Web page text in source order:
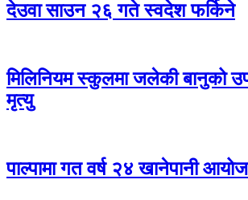
देउवा साउन २६ गते स्वदेश फर्किने
मिलिनियम स्कुलमा जलेकी बानुको
मृत्यु
पाल्पामा गत वर्ष २४ खानेपानी